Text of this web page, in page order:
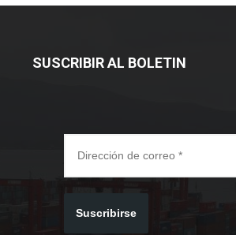
SUSCRIBIR AL BOLETIN
Suscribirse